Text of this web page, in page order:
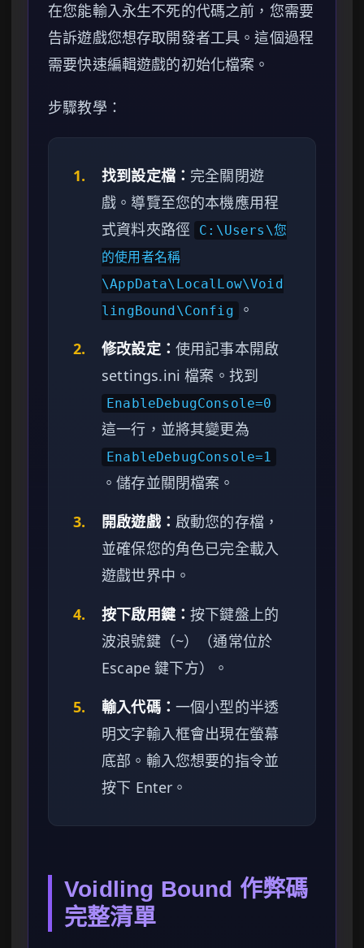
在您能輸入永生不死的代碼之前，您需要
告訴遊戲您想存取開發者工具。這個過程
需要快速編輯遊戲的初始化檔案。
步驟教學：
1. 找到設定檔： 完全關閉遊
戲。導覽至您的本機應用程
式資料夾路徑
C:\Users\您
的使用者名稱
\AppData\LocalLow\Void
lingBound\Config
。
2.
修改設定： 使用記事本開啟
settings.ini 檔案。找到
EnableDebugConsole=0
這一行，並將其變更為
EnableDebugConsole=1
。儲存並關閉檔案。
3.
開啟遊戲： 啟動您的存檔，
並確保您的角色已完全載入
遊戲世界中。
4.
按下啟用鍵：按下鍵盤上的
波浪號鍵（~）（通常位於
Escape 鍵下方）。
5.
輸入代碼： 一個小型的半透
明文字輸入框會出現在螢幕
底部。輸入您想要的指令並
按下 Enter。
Voidling Bound 作弊碼
完整清單